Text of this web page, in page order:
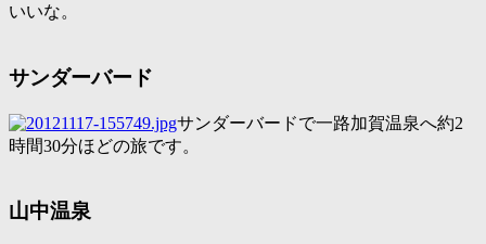
いいな。
サンダーバード
サンダーバードで一路加賀温泉へ約2
時間30分ほどの旅です。
山中温泉